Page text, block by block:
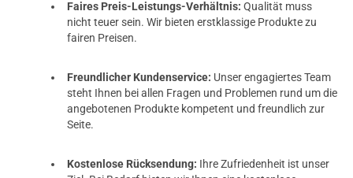
Faires Preis-Leistungs-Verhältnis: Qualität muss
nicht teuer sein. Wir bieten erstklassige Produkte zu
fairen Preisen.
Freundlicher Kundenservice: Unser engagiertes Team
steht Ihnen bei allen Fragen und Problemen rund um die
angebotenen Produkte kompetent und freundlich zur
Seite.
Kostenlose Rücksendung: Ihre Zufriedenheit ist unser